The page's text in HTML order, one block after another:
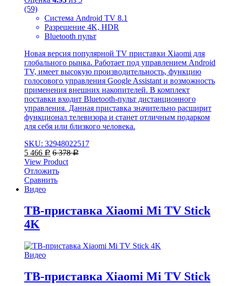
(59)
Система Android TV 8.1
Разрешение 4K, HDR
Bluetooth пульт
Новая версия популярной TV приставки Xiaomi для
глобального рынка. Работает под управлением Android
TV, имеет высокую производительность, функцию
голосового управления Google Assistant и возможность
применения внешних накопителей. В комплект
поставки входит Bluetooth-пульт дистанционного
управления. Данная приставка значительно расширит
функционал телевизора и станет отличным подарком
для себя или близкого человека.
SKU: 32948022517
5 466 Р 6 378Р
View Product
Отложить
Сравнить
Видео
ТВ-приставка Xiaomi Mi TV Stick
4K
Видео
ТВ-приставка Xiaomi Mi TV Stick